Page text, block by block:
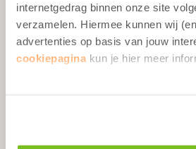
internetgedrag binnen onze site
verzamelen. Hiermee kunnen wij
advertenties op basis van jouw
cookiepagina kun je hier meer
Suikervrij